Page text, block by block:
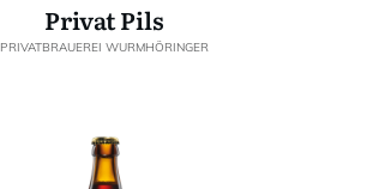
Privat Pils
PRIVATBRAUEREI WURMHÖRINGER